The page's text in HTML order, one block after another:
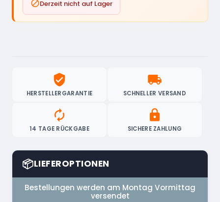
Derzeit nicht auf Lager
verified_user
HERSTELLERGARANTIE
local_shipping
SCHNELLER VERSAND
autorenew
14 TAGE RÜCKGABE
lock
SICHERE ZAHLUNG
📦LIEFEROPTIONEN
Bestellungen werden am Montag Vormittag
versendet